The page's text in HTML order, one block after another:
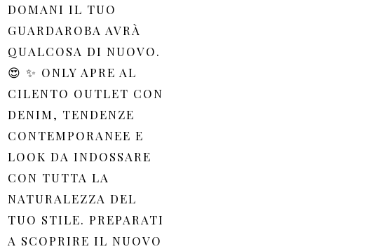
DOMANI IL TUO
GUARDAROBA AVRÀ
QUALCOSA DI NUOVO.
😍 ✨ ONLY APRE AL
CILENTO OUTLET CON
DENIM, TENDENZE
CONTEMPORANEE E
LOOK DA INDOSSARE
CON TUTTA LA
NATURALEZZA DEL
TUO STILE. PREPARATI
A SCOPRIRE IL NUOVO